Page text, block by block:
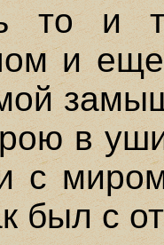
то и
и
в
с
был с